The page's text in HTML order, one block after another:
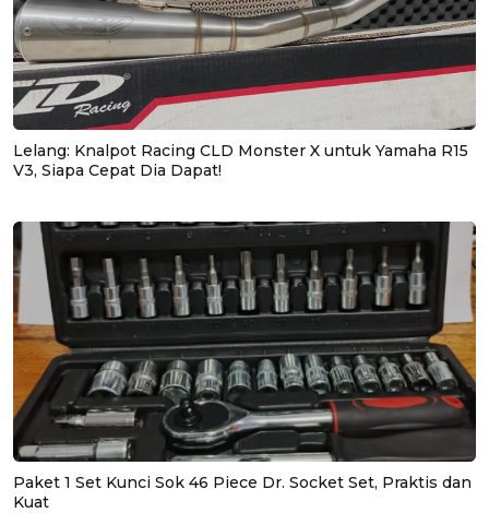
Lelang: Knalpot Racing CLD Monster X untuk Yamaha R15
V3, Siapa Cepat Dia Dapat!
Paket 1 Set Kunci Sok 46 Piece Dr. Socket Set, Praktis dan
Kuat